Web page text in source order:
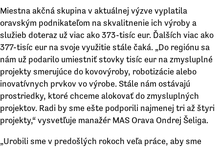
Miestna akčná skupina v aktuálnej výzve vyplatila
oravským podnikateľom na skvalitnenie ich výroby a
služieb doteraz už viac ako 373-tisíc eur. Ďalších viac ako
377-tisíc eur na svoje využitie stále čaká. „Do regiónu sa
nám už podarilo umiestniť stovky tisíc eur na zmysluplné
projekty smerujúce do kovovýroby, robotizácie alebo
inovatívnych prvkov vo výrobe. Stále nám ostávajú
prostriedky, ktoré chceme alokovať do zmysluplných
projektov. Radi by sme ešte podporili najmenej tri až štyri
projekty,“ vysvetľuje manažér MAS Orava Ondrej Šeliga.
„Urobili sme v predošlých rokoch veľa práce, aby sme